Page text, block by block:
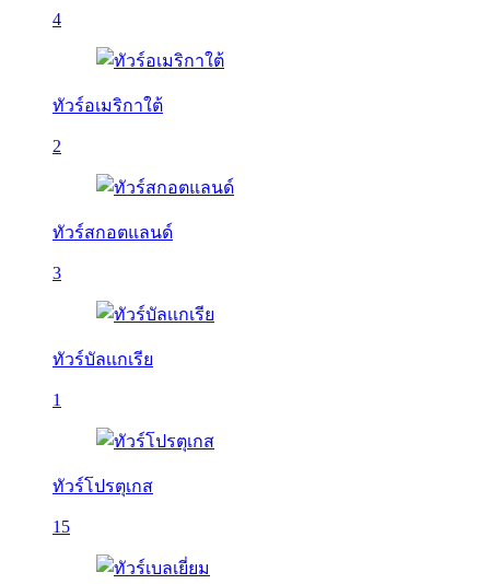
4
ทัวร์อเมริกาใต้
2
ทัวร์สกอตแลนด์
3
ทัวร์บัลเเกเรีย
1
ทัวร์โปรตุเกส
15